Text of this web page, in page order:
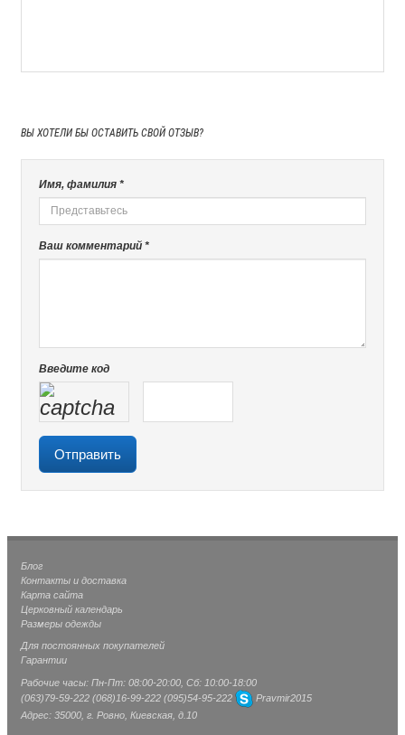
ВЫ ХОТЕЛИ БЫ ОСТАВИТЬ СВОЙ ОТЗЫВ?
Имя, фамилия *
Ваш комментарий *
Введите код
Блог
Контакты и доставка
Карта сайта
Церковный календарь
Размеры одежды
Для постоянных покупателей
Гарантии
Рабочие часы: Пн-Пт: 08:00-20:00, Сб: 10:00-18:00
(063)79-59-222 (068) 16-99-222 (095)54-95-222
Pravmir2015
Адрес: 35000, г. Ровно, Киевская, д.10